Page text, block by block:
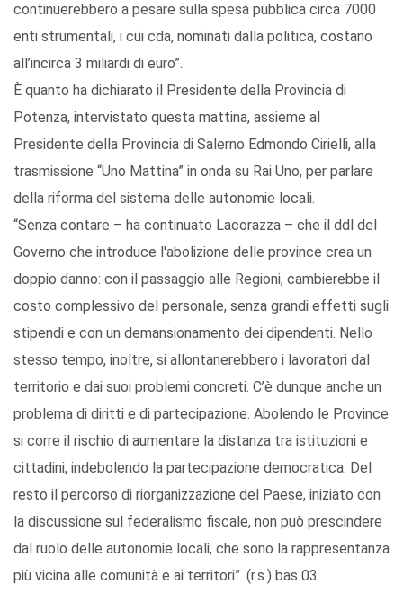
continuerebbero a pesare sulla spesa pubblica circa 7000
enti strumentali, i cui cda, nominati dalla politica, costano
all’incirca 3 miliardi di euro”.
È quanto ha dichiarato il Presidente della Provincia di
Potenza, intervistato questa mattina, assieme al
Presidente della Provincia di Salerno Edmondo Cirielli, alla
trasmissione “Uno Mattina” in onda su Rai Uno, per parlare
della riforma del sistema delle autonomie locali.
“Senza contare – ha continuato Lacorazza – che il ddl del
Governo che introduce l'abolizione delle province crea un
doppio danno: con il passaggio alle Regioni, cambierebbe il
costo complessivo del personale, senza grandi effetti sugli
stipendi e con un demansionamento dei dipendenti. Nello
stesso tempo, inoltre, si allontanerebbero i lavoratori dal
territorio e dai suoi problemi concreti. C’è dunque anche un
problema di diritti e di partecipazione. Abolendo le Province
si corre il rischio di aumentare la distanza tra istituzioni e
cittadini, indebolendo la partecipazione democratica. Del
resto il percorso di riorganizzazione del Paese, iniziato con
la discussione sul federalismo fiscale, non può prescindere
dal ruolo delle autonomie locali, che sono la rappresentanza
più vicina alle comunità e ai territori”. (r.s.) bas 03